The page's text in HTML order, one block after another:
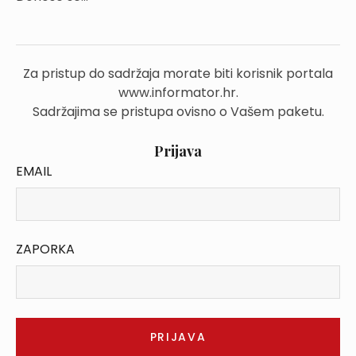
Za pristup do sadržaja morate biti korisnik portala
www.informator.hr.
Sadržajima se pristupa ovisno o Vašem paketu.
Prijava
EMAIL
ZAPORKA